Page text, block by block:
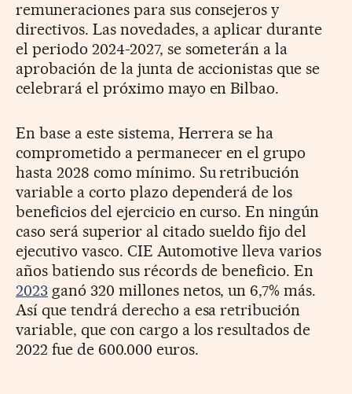
remuneraciones para sus consejeros y
directivos. Las novedades, a aplicar durante
el periodo 2024-2027, se someterán a la
aprobación de la junta de accionistas que se
celebrará el próximo mayo en Bilbao.
En base a este sistema, Herrera se ha
comprometido a permanecer en el grupo
hasta 2028 como mínimo. Su retribución
variable a corto plazo dependerá de los
beneficios del ejercicio en curso. En ningún
caso será superior al citado sueldo fijo del
ejecutivo vasco. CIE Automotive lleva varios
años batiendo sus récords de beneficio. En
2023ganó 320 millones netos, un 6,7% más.
Así que tendrá derecho a esa retribución
variable, que con cargo a los resultados de
2022 fue de 600.000 euros.